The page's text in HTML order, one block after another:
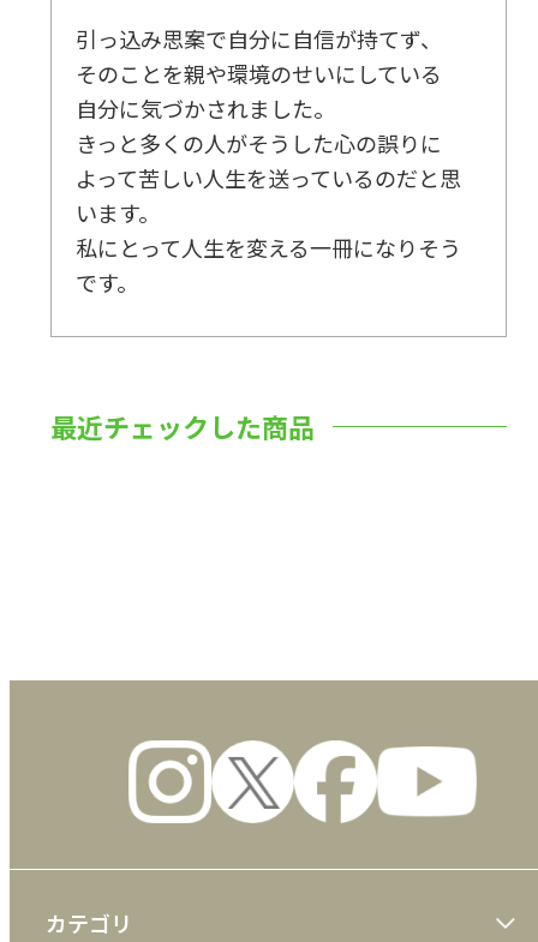
引っ込み思案で自分に自信が持てず、
そのことを親や環境のせいにしている
自分に気づかされました。
きっと多くの人がそうした心の誤りに
よって苦しい人生を送っているのだと思
います。
私にとって人生を変える一冊になりそう
です。
最近チェックした商品
カテゴリ